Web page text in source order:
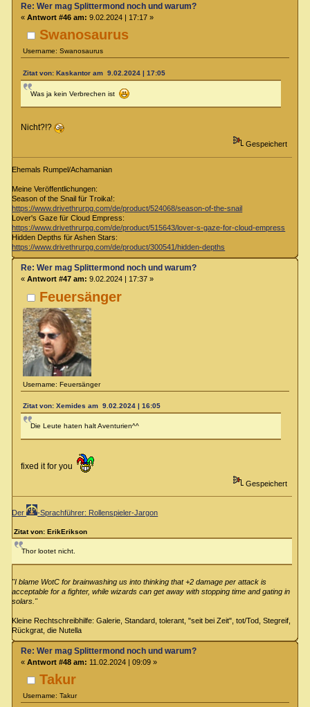
Swanosaurus
Username: Swanosaurus
Re: Wer mag Splittermond noch und warum?
« Antwort #46 am: 9.02.2024 | 17:17 »
Zitat von: Kaskantor am 9.02.2024 | 17:05
Was ja kein Verbrechen ist
Nicht?!?
Gespeichert
Ehemals Rumpel/Achamanian
Meine Veröffentlichungen:
Season of the Snail für Troika!:
https://www.drivethrurpg.com/de/product/524068/season-of-the-snail
Lover's Gaze für Cloud Empress:
https://www.drivethrurpg.com/de/product/515643/lover-s-gaze-for-cloud-empress
Hidden Depths für Ashen Stars:
https://www.drivethrurpg.com/de/product/300541/hidden-depths
Feuersänger
Username: Feuersänger
Re: Wer mag Splittermond noch und warum?
« Antwort #47 am: 9.02.2024 | 17:37 »
Zitat von: Xemides am 9.02.2024 | 16:05
Die Leute haten halt Aventurien^^
fixed it for you
Gespeichert
Der -Sprachführer: Rollenspieler-Jargon
Zitat von: ErikErikson
Thor lootet nicht.
"I blame WotC for brainwashing us into thinking that +2 damage per attack is
acceptable for a fighter, while wizards can get away with stopping time and gating in
solars."
Kleine Rechtschreibhilfe: Galerie, Standard, tolerant, "seit bei Zeit", tot/Tod, Stegreif,
Rückgrat, die Nutella
Takur
Username: Takur
Re: Wer mag Splittermond noch und warum?
« Antwort #48 am: 11.02.2024 | 09:09 »